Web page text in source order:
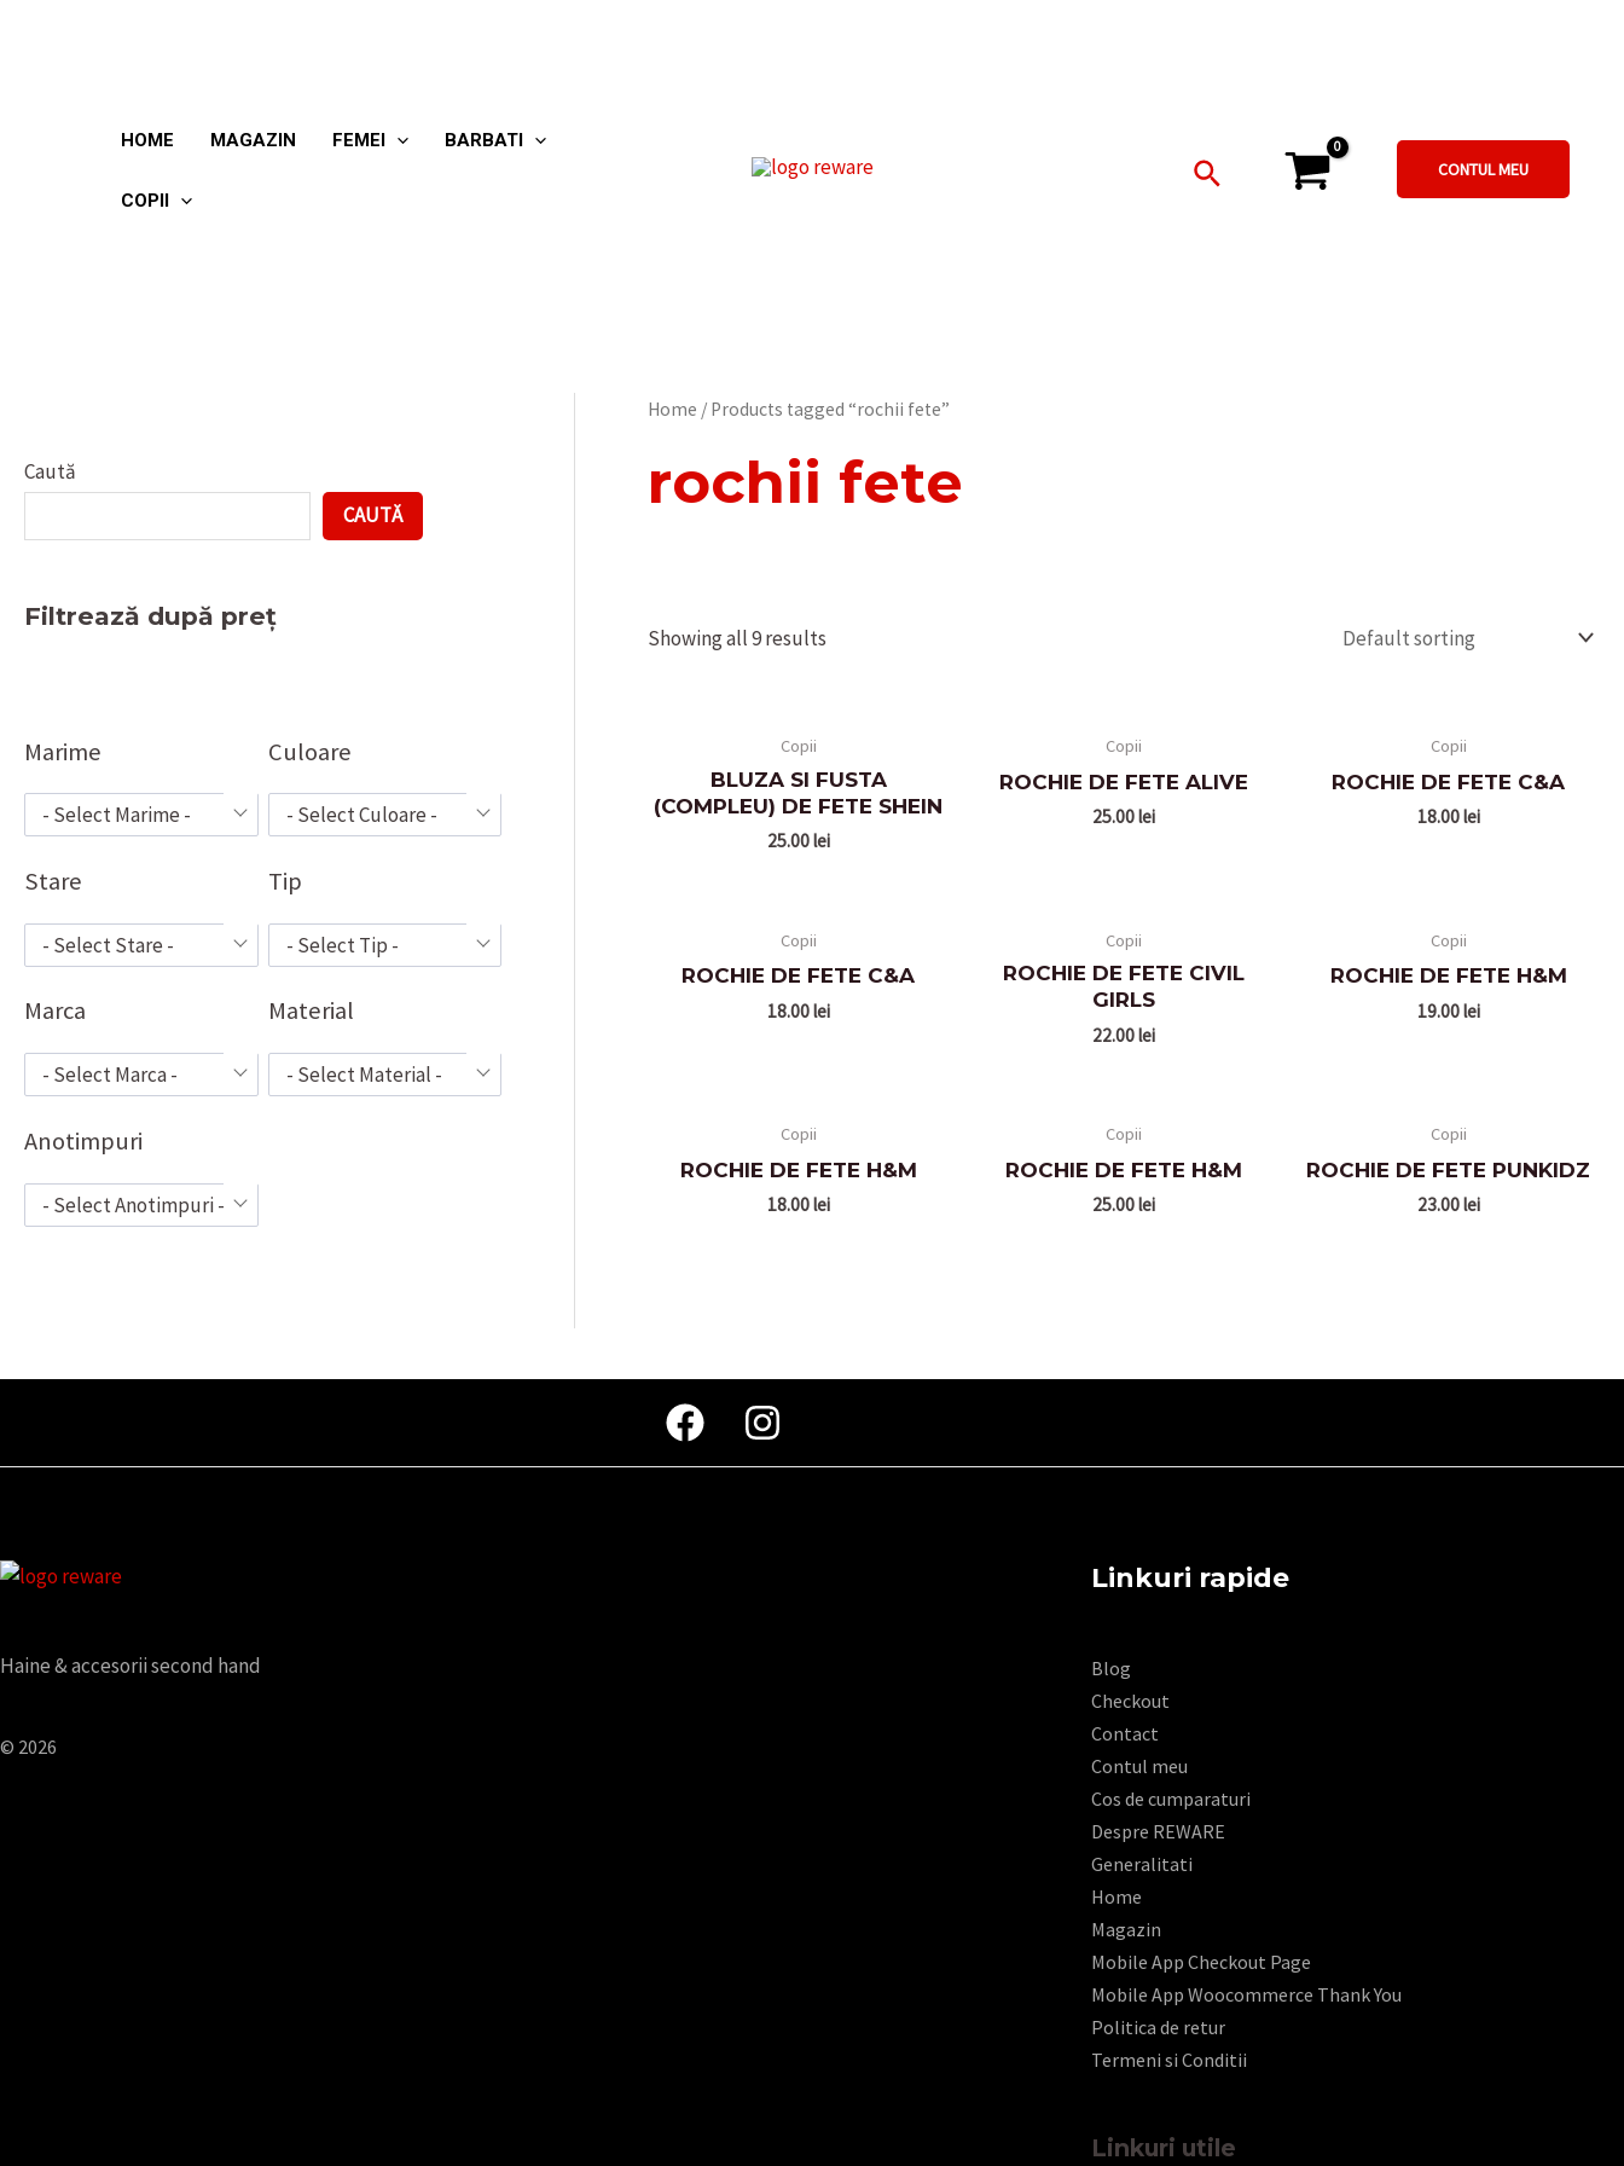
HOME MAGAZIN FEMEI BARBATI
COPII
Search CONTUL MEU
Caută
CAUTĂ
Filtrează după preț
Marime
- Select Marime -
Culoare
- Select Culoare -
Stare
- Select Stare -
Tip
- Select Tip -
Marca
- Select Marca -
Material
- Select Material -
Anotimpuri
- Select Anotimpuri -
Home / Products tagged “rochii fete”
rochii fete
Showing all 9 results
Copii
BLUZA SI FUSTA
(COMPLEU) DE FETE SHEIN
25.00lei
Copii
ROCHIE DE FETE ALIVE
25.00lei
Copii
ROCHIE DE FETE C&A
18.00lei
Copii
ROCHIE DE FETE C&A
18.00lei
Copii
ROCHIE DE FETE CIVIL
GIRLS
22.00lei
Copii
ROCHIE DE FETE H&M
19.00lei
Copii
ROCHIE DE FETE H&M
18.00lei
Copii
ROCHIE DE FETE H&M
25.00lei
Copii
ROCHIE DE FETE PUNKIDZ
23.00lei
Haine & accesorii second hand
© 2026
Linkuri rapide
Blog
Checkout
Contact
Contul meu
Cos de cumparaturi
Despre REWARE
Generalitati
Home
Magazin
Mobile App Checkout Page
Mobile App Woocommerce Thank You
Politica de retur
Termeni si Conditii
Linkuri utile